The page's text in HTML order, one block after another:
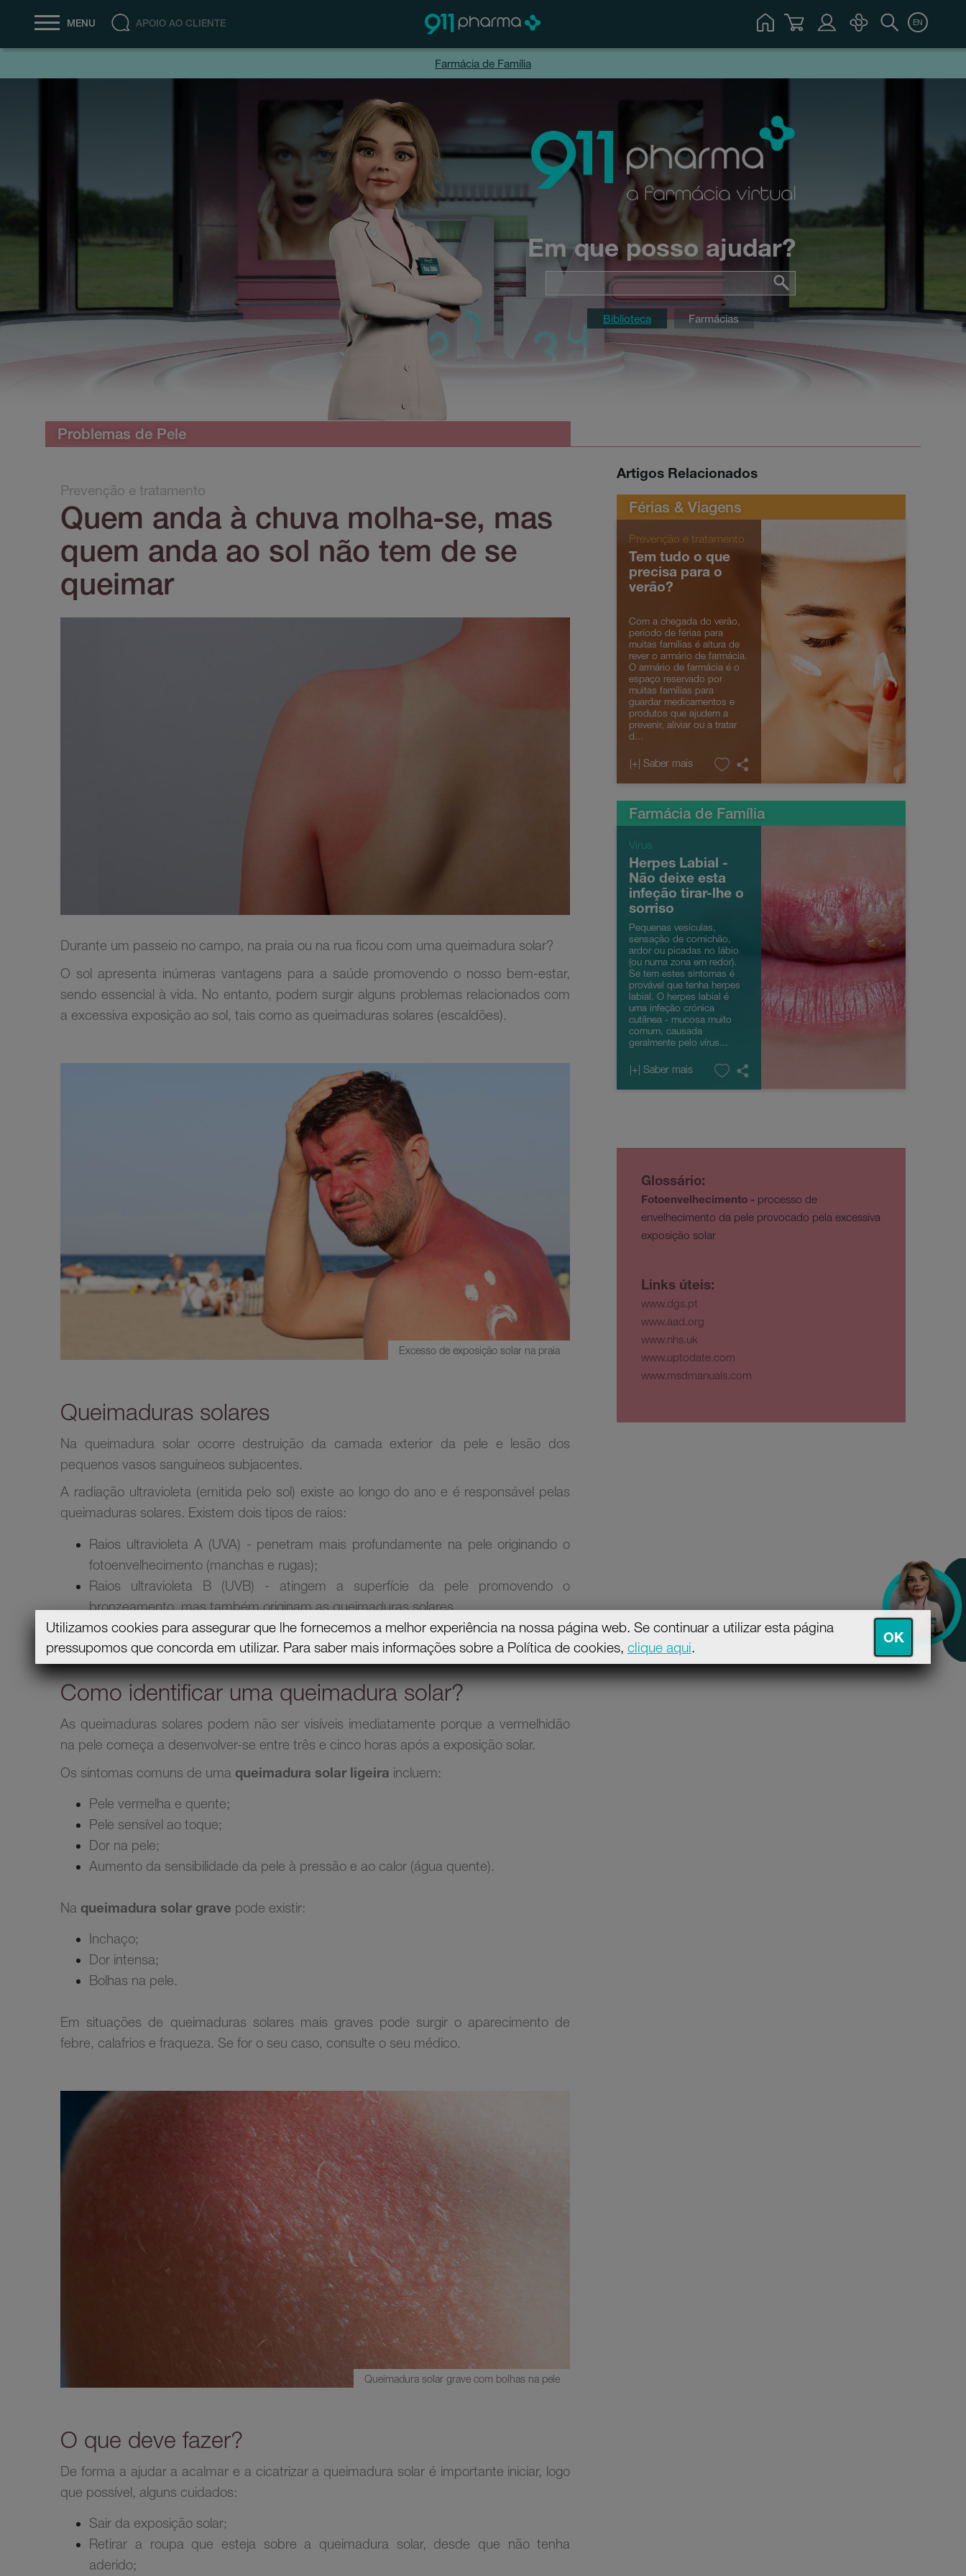
APOIO AO CLIENTE EN
Farmácia de Família
Em que posso ajudar?
Biblioteca Farmácias
Problemas de Pele
Prevenção e tratamento
Quem anda à chuva molha-se, mas
quem anda ao sol não tem de se
queimar
Durante um passeio no campo, na praia ou na rua ficou com uma queimadura solar?
O sol apresenta inúmeras vantagens para a saúde promovendo o nosso bem-estar,
sendo essencial à vida. No entanto, podem surgir alguns problemas relacionados com
a excessiva exposição ao sol, tais como as queimaduras solares (escaldões).
Excesso de exposição solar na praia
Queimaduras solares
Na queimadura solar ocorre destruição da camada exterior da pele e lesão dos
pequenos vasos sanguíneos subjacentes.
A radiação ultravioleta (emitida pelo sol) existe ao longo do ano e é responsável pelas
queimaduras solares. Existem dois tipos de raios:
Raios ultravioleta A (UVA) - penetram mais profundamente na pele originando o
fotoenvelhecimento (manchas e rugas);
Raios ultravioleta B (UVB) - atingem a superfície da pele promovendo o
bronzeamento, mas também originam as queimaduras solares.
Como identificar uma queimadura solar?
As queimaduras solares podem não ser visíveis imediatamente porque a vermelhidão
na pele começa a desenvolver-se entre três e cinco horas após a exposição solar.
Os sintomas comuns de uma queimadura solar ligeira incluem:
Pele vermelha e quente;
Pele sensível ao toque;
Dor na pele;
Aumento da sensibilidade da pele à pressão e ao calor (água quente).
Na queimadura solar grave pode existir:
Inchaço;
Dor intensa;
Bolhas na pele.
Em situações de queimaduras solares mais graves pode surgir o aparecimento de
febre, calafrios e fraqueza. Se for o seu caso, consulte o seu médico.
Queimadura solar grave com bolhas na pele
O que deve fazer?
De forma a ajudar a acalmar e a cicatrizar a queimadura solar é importante iniciar, logo
que possível, alguns cuidados:
Sair da exposição solar;
Retirar a roupa que esteja sobre a queimadura solar, desde que não tenha
aderido;
Artigos Relacionados
Férias & Viagens
Prevenção e tratamento
Tem tudo o que
precisa para o
verão?
Com a chegada do verão,
período de férias para
muitas famílias é altura de
rever o armário de farmácia.
O armário de farmácia é o
espaço reservado por
muitas famílias para
guardar medicamentos e
produtos que ajudem a
prevenir, aliviar ou a tratar
d...
|+| Saber mais
Farmácia de Família
Vírus
Herpes Labial -
Não deixe esta
infeção tirar-lhe o
sorriso
Pequenas vesículas,
sensação de comichão,
ardor ou picadas no lábio
(ou numa zona em redor).
Se tem estes sintomas é
provável que tenha herpes
labial. O herpes labial é
uma infeção crónica
cutânea - mucosa muito
comum, causada
geralmente pelo vírus...
|+| Saber mais
Glossário:
Fotoenvelhecimento - processo de
envelhecimento da pele provocado pela excessiva
exposição solar
Links úteis:
www.dgs.pt
www.aad.org
www.nhs.uk
www.uptodate.com
www.msdmanuals.com
Utilizamos cookies para assegurar que lhe fornecemos a melhor experiência na nossa página web. Se continuar a utilizar esta página
pressupomos que concorda em utilizar. Para saber mais informações sobre a Política de cookies, clique aqui
OK